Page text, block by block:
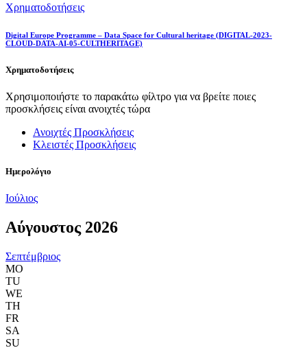
Χρηματοδοτήσεις
Digital Europe Programme – Data Space for Cultural heritage (DIGITAL-2023-
CLOUD-DATA-AI-05-CULTHERITAGE)
Χρηματοδοτήσεις
Χρησιμοποιήστε το παρακάτω φίλτρο για να βρείτε ποιες
προσκλήσεις είναι ανοιχτές τώρα
Ανοιχτές Προσκλήσεις
Κλειστές Προσκλήσεις
Ημερολόγιο
Ιούλιος
Αύγουστος 2026
Σεπτέμβριος
MO
TU
WE
TH
FR
SA
SU